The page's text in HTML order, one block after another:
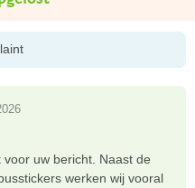
uw bericht. Naast de
werken wij vooral